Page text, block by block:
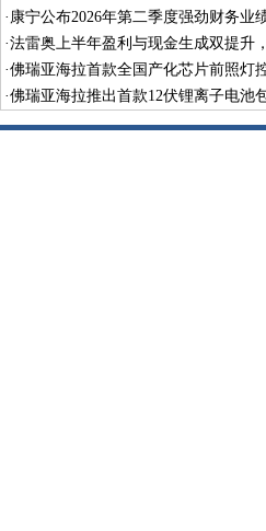
· 康宁公布2026年第二季度强劲财务业
·法雷奥上半年盈利与现金生成双提升
·佛瑞亚海拉首款全国产化芯片前照灯
·佛瑞亚海拉推出首款12伏锂离子电池